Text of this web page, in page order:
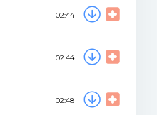
02:44
02:44
02:48